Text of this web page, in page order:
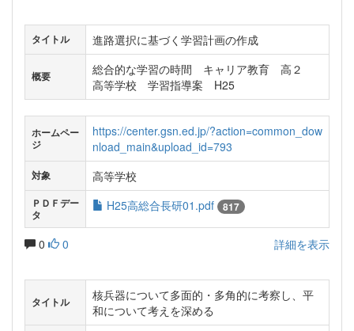
タイトル 進路選択に基づく学習計画の作成
概要
総合的な学習の時間 キャリア教育 高２
高等学校 学習指導案 H25
ホームペー
ジ
https://center.gsn.ed.jp/?action=common_dow
nload_main&upload_id=793
対象 高等学校
ＰＤＦデー
タ
H25高総合長研01.pdf 817
0 0 詳細を表示
タイトル
核兵器について多面的・多角的に考察し、平
和について考えを深める